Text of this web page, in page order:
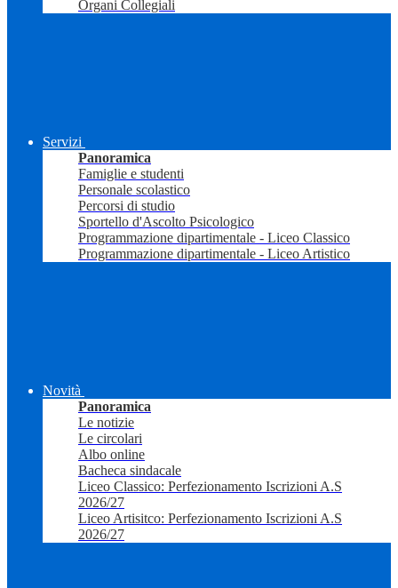
Organi Collegiali
Servizi
Panoramica
Famiglie e studenti
Personale scolastico
Percorsi di studio
Sportello d'Ascolto Psicologico
Programmazione dipartimentale - Liceo Classico
Programmazione dipartimentale - Liceo Artistico
Novità
Panoramica
Le notizie
Le circolari
Albo online
Bacheca sindacale
Liceo Classico: Perfezionamento Iscrizioni A.S
2026/27
Liceo Artisitco: Perfezionamento Iscrizioni A.S
2026/27